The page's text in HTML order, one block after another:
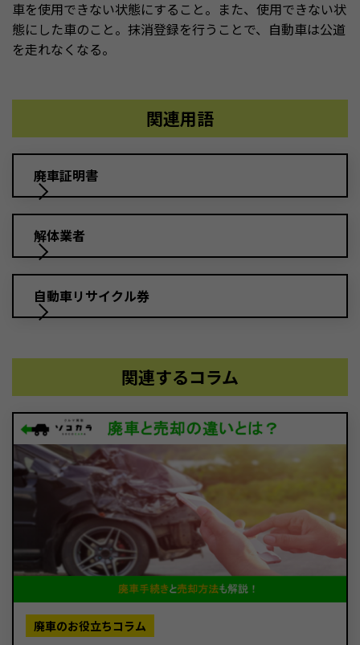
車を使用できない状態にすること。また、使用できない状
態にした車のこと。抹消登録を行うことで、自動車は公道
を走れなくなる。
関連用語
廃車証明書
解体業者
自動車リサイクル券
関連するコラム
廃車のお役立ちコラム